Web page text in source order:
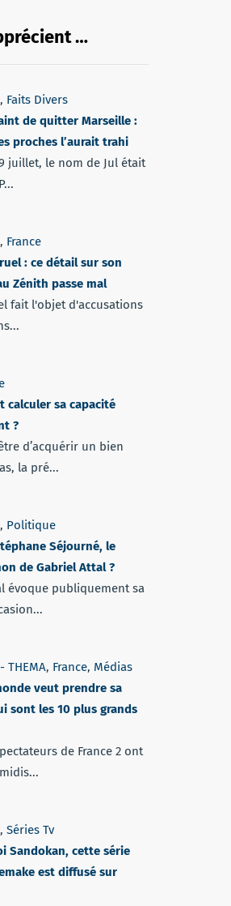
…
, Faits Divers
de quitter Marseille :
proches l’aurait trahi
juillet, le nom de Jul était
, France
: ce détail sur son
Zénith passe mal
fait l'objet d'accusations
calculer sa capacité
?
d’acquérir un bien
la pré...
, Politique
Séjourné, le
de Gabriel Attal ?
évoque publiquement sa
THEMA, France, Médias
veut prendre sa
sont les 10 plus grands
de France 2 ont
, Séries Tv
Sandokan, cette série
est diffusé sur